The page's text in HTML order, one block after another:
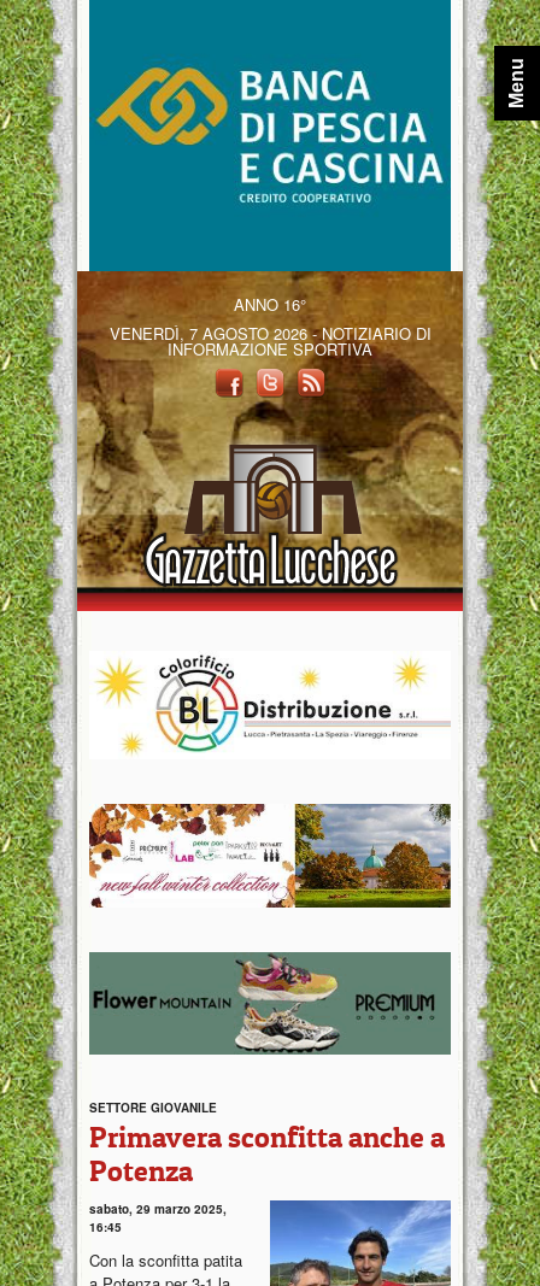
ANNO 16°
VENERDÌ, 7 AGOSTO 2026 - NOTIZIARIO DI
INFORMAZIONE SPORTIVA
SETTORE GIOVANILE
Primavera sconfitta anche a
Potenza
sabato, 29 marzo 2025,
16:45
Con la sconfitta patita
Menu